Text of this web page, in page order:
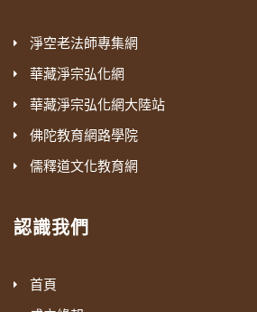
淨空老法師專集網
華藏淨宗弘化網
華藏淨宗弘化網大陸站
佛陀教育網路學院
儒釋道文化教育網
認識我們
首頁